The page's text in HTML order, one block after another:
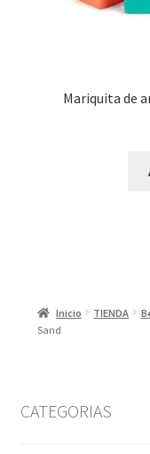
Mariquita de
Inicio TIENDA
Sand
CATEGORIAS